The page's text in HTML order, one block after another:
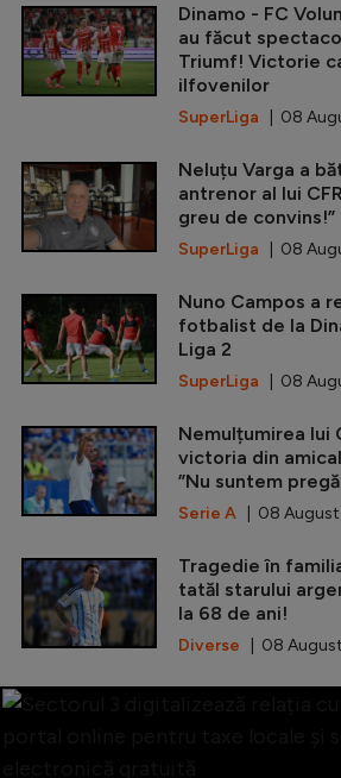
Dinamo - FC
au făcut
Triumf! Victorie
ilfovenilor
SuperLiga | 08
Neluțu Varga a
antrenor al lui
greu de convins!”
SuperLiga | 08
Nuno Campos a
fotbalist de la
Liga 2
SuperLiga | 08
Nemulțumirea lui
victoria din
”Nu suntem
Serie A | 08 August
Tragedie în
tatăl starului
la 68 de ani!
Diverse | 08